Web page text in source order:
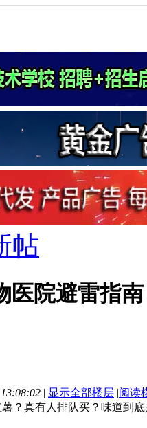
帖
医院避雷指
| 显示全部楼层 |阅读
？真有人排队买？味道到